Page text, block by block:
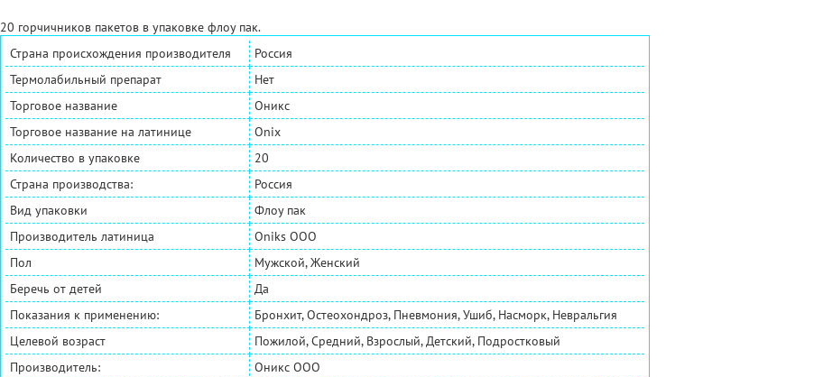
20 горчичников пакетов в упаковке флоу пак.
Страна происхождения производителя
Россия
Термолабильный препарат
Нет
Торговое название
Оникс
Торговое название на латинице
Onix
Количество в упаковке
20
Страна производства:
Россия
Вид упаковки
Флоу пак
Производитель латиница
Oniks OOO
Пол
Мужской, Женский
Беречь от детей
Да
Показания к применению:
Бронхит, Остеохондроз, Пневмония, Ушиб, Насморк, Невральгия
Целевой возраст
Пожилой, Средний, Взрослый, Детский, Подростковый
Производитель:
Оникс ООО